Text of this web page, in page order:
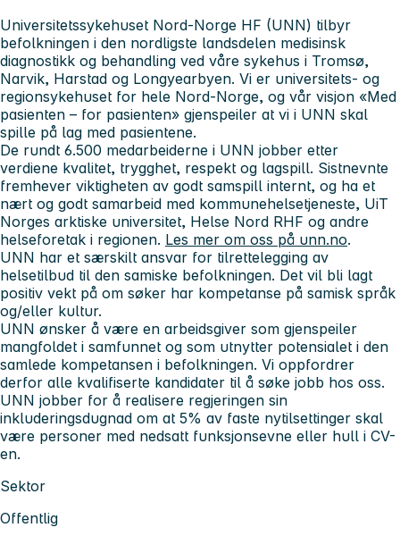
Universitetssykehuset Nord-Norge HF (UNN) tilbyr
befolkningen i den nordligste landsdelen medisinsk
diagnostikk og behandling ved våre sykehus i Tromsø,
Narvik, Harstad og Longyearbyen. Vi er universitets- og
regionsykehuset for hele Nord-Norge, og vår visjon «Med
pasienten – for pasienten» gjenspeiler at vi i UNN skal
spille på lag med pasientene.
De rundt 6.500 medarbeiderne i UNN jobber etter
verdiene kvalitet, trygghet, respekt og lagspill. Sistnevnte
fremhever viktigheten av godt samspill internt, og ha et
nært og godt samarbeid med kommunehelsetjeneste, UiT
Norges arktiske universitet, Helse Nord RHF og andre
helseforetak i regionen. Les mer om oss på unn.no.
UNN har et særskilt ansvar for tilrettelegging av
helsetilbud til den samiske befolkningen. Det vil bli lagt
positiv vekt på om søker har kompetanse på samisk språk
og/eller kultur.
UNN ønsker å være en arbeidsgiver som gjenspeiler
mangfoldet i samfunnet og som utnytter potensialet i den
samlede kompetansen i befolkningen. Vi oppfordrer
derfor alle kvalifiserte kandidater til å søke jobb hos oss.
UNN jobber for å realisere regjeringen sin
inkluderingsdugnad om at 5% av faste nytilsettinger skal
være personer med nedsatt funksjonsevne eller hull i CV-
en.
Sektor
Offentlig